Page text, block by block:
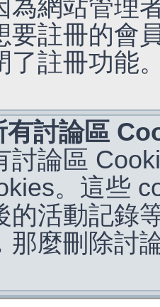
為網站管理
要註冊的會
了註冊功能
有討論區
討論區
。這些
的活動記錄
那麼刪除討